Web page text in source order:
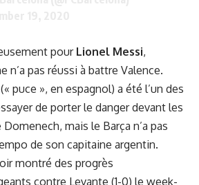
pour Lionel Messi,
n’a pas réussi à battre Valence.
puce », en espagnol) a été l’un des
de porter le danger devant les
Domenech, mais le Barça n’a pas
de son capitaine argentin.
montré des progrès
contre Levante (1-0) le week-